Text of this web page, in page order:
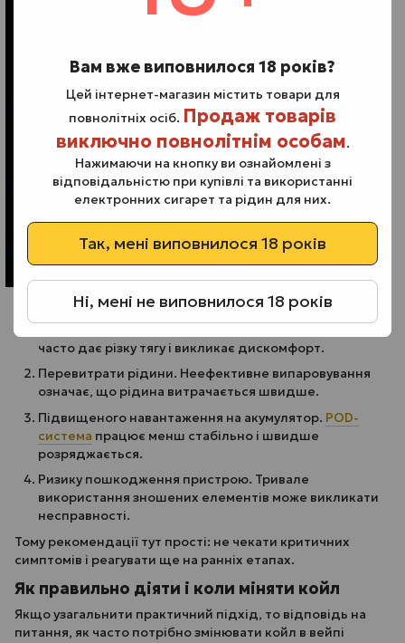
Вам вже виповнилося 18 років?
Цей інтернет-магазин містить товари для
повнолітніх осіб. Продаж товарів
виключно повнолітнім особам.
Нажимаючи на кнопку ви ознайомлені з
відповідальністю при купівлі та використанні
електронних сигарет та рідин для них.
Так, мені виповнилося 18 років
Ні, мені не виповнилося 18 років
На практиці це призводить до:
часто дає різку тягу і викликає дискомфорт.
Перевитрати рідини. Неефективне випаровування
означає, що рідина витрачається швидше.
Підвищеного навантаження на акумулятор. POD-
система працює менш стабільно і швидше
розряджається.
Ризику пошкодження пристрою. Тривале
використання зношених елементів може викликати
несправності.
Тому рекомендації тут прості: не чекати критичних
симптомів і реагувати ще на ранніх етапах.
Як правильно діяти і коли міняти койл
Якщо узагальнити практичний підхід, то відповідь на
питання, як часто потрібно змінювати койл в вейпі